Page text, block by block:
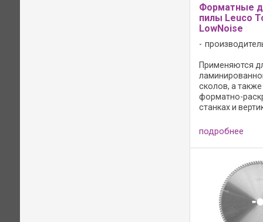
Форматные
пилы Leuco
LowNoise
Применяются
сколов, а
форматно-
станках и
корпусе пилы
шумо- и
орнаменты и
температурные
подробнее